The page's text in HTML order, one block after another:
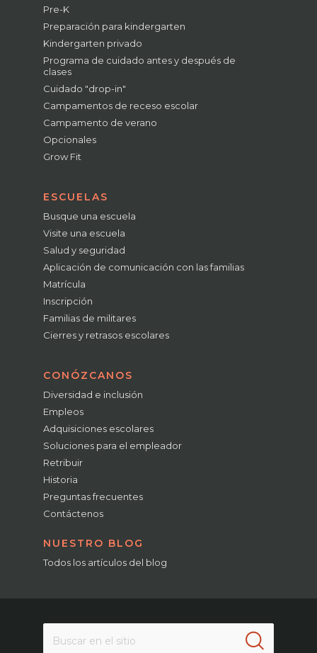
Pre-K
Preparación para kindergarten
Kindergarten privado
Programa de cuidado antes y después de
clases
Cuidado "drop-in"
Campamentos de receso escolar
Campamento de verano
Opcionales
Grow Fit
ESCUELAS
Busque una escuela
Visite una escuela
Salud y seguridad
Aplicación de comunicación con las familias
Matrícula
Inscripción
Familias de militares
Cierres y retrasos escolares
CONÓZCANOS
Diversidad e inclusión
Empleos
Adquisiciones escolares
Soluciones para el empleador
Retribuir
Historia
Preguntas frecuentes
Contáctenos
NUESTRO BLOG
Todos los artículos del blog